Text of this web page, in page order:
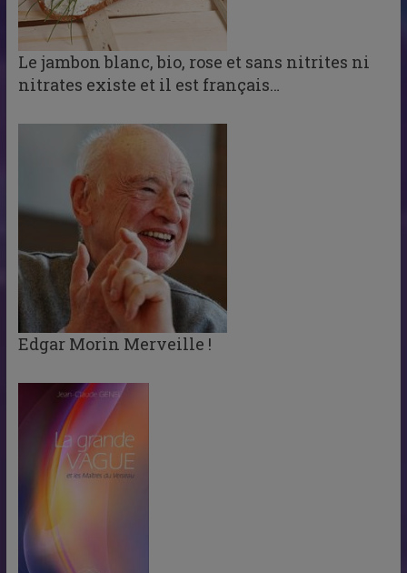
Le jambon blanc, bio, rose et sans nitrites ni
nitrates existe et il est français…
Edgar Morin Merveille !